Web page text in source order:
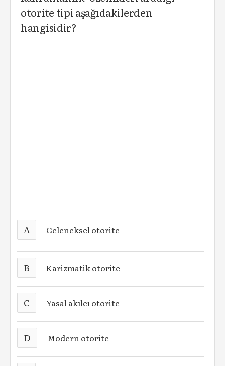
otorite tipi aşağıdakilerden
hangisidir?
A Geleneksel otorite
B Karizmatik otorite
C Yasal akılcı otorite
D Modern otorite